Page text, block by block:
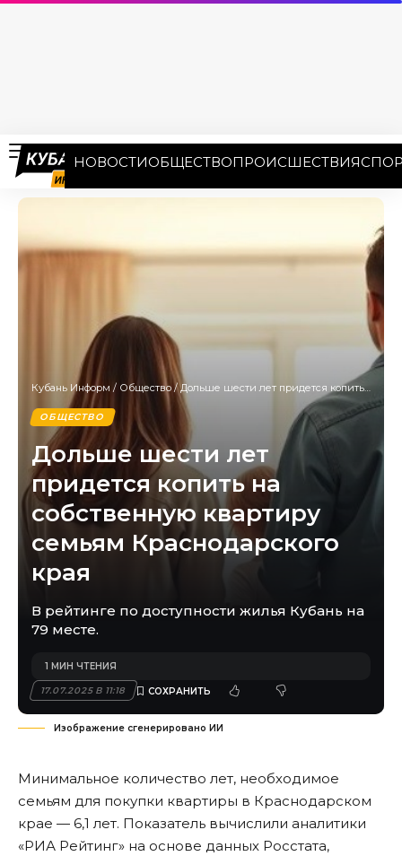
НОВОСТИОБЩЕСТВОПРОИСШЕСТВИЯ
Кубань Информ / Общество /Дольше шести лет придется копить на собственную квартиру семьям Краснодарского края
ОБЩЕСТВО
Дольше шести лет
придется копить на
собственную квартиру
семьям Краснодарского
края
В рейтинге по доступности жилья Кубань на
79 месте.
17.07.2025 В 11:18
1 МИН ЧТЕНИЯ
Изображение сгенерировано ИИ
Минимальное количество лет, необходимое
семьям для покупки квартиры в Краснодарском
крае — 6,1 лет. Показатель вычислили аналитики
«РИА Рейтинг» на основе данных Росстата,